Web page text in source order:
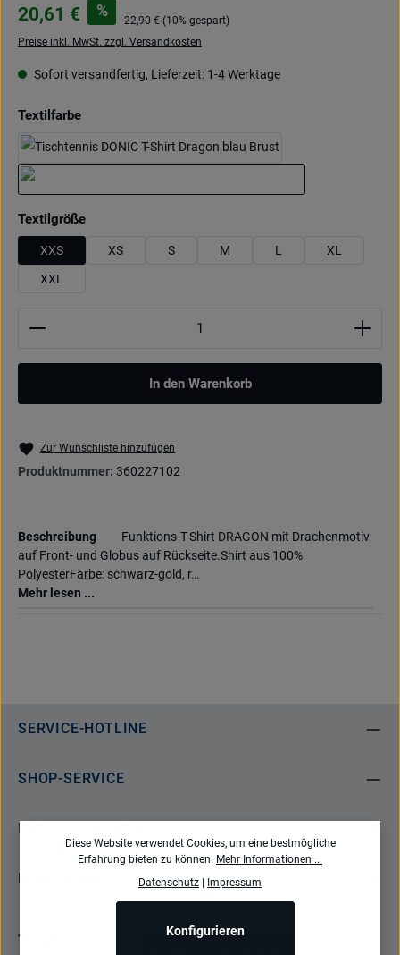
20,61 € %
22,90 €(10% gespart)
Preise inkl. MwSt. zzgl. Versandkosten
Sofort versandfertig, Lieferzeit: 1-4 Werktage
Textilfarbeauswählen
Textilgrößeauswählen
XXS XS S M L
XL
XXL
Produkt Anzahl: Gib den gewünschten Wert ein
In den Warenkorb
Zur Wunschliste hinzufügen
Produktnummer: 360227102
Beschreibung
Funktions-T-Shirt DRAGON mit Drachenmotiv
auf Front- und Globus auf Rückseite.Shirt aus 100%
PolyesterFarbe: schwarz-gold, r…
Mehr lesen ...
SERVICE-HOTLINE
SHOP-SERVICE
Diese Website verwendet Cookies, um eine bestmögliche
Erfahrung bieten zu können. Mehr Informationen ...
Datenschutz | Impressum
Konfigurieren